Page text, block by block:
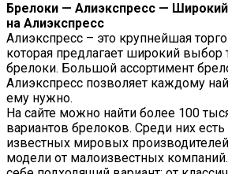
Брелоки — Алиэкспресс —
на Алиэкспресс
Алиэкспресс – это крупнейшая
которая предлагает широкий выбор
брелоки. Большой ассортимент
Алиэкспресс позволяет каждому
ему нужно.
На сайте можно найти более 100
вариантов брелоков. Среди них
известных мировых
модели от малоизвестных